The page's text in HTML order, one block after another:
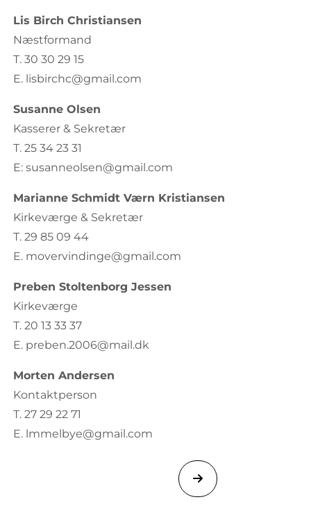
Lis Birch Christiansen
Næstformand
T. 30 30 29 15
E. lisbirchc@gmail.com
Susanne Olsen
Kasserer & Sekretær
T. 25 34 23 31
E: susanneolsen@gmail.com
Marianne Schmidt Værn Kristiansen
Kirkeværge & Sekretær
T. 29 85 09 44
E. movervindinge@gmail.com
Preben Stoltenborg Jessen
Kirkeværge
T. 20 13 33 37
E. preben.2006@mail.dk
Morten Andersen
Kontaktperson
T. 27 29 22 71
E. lmmelbye@gmail.com